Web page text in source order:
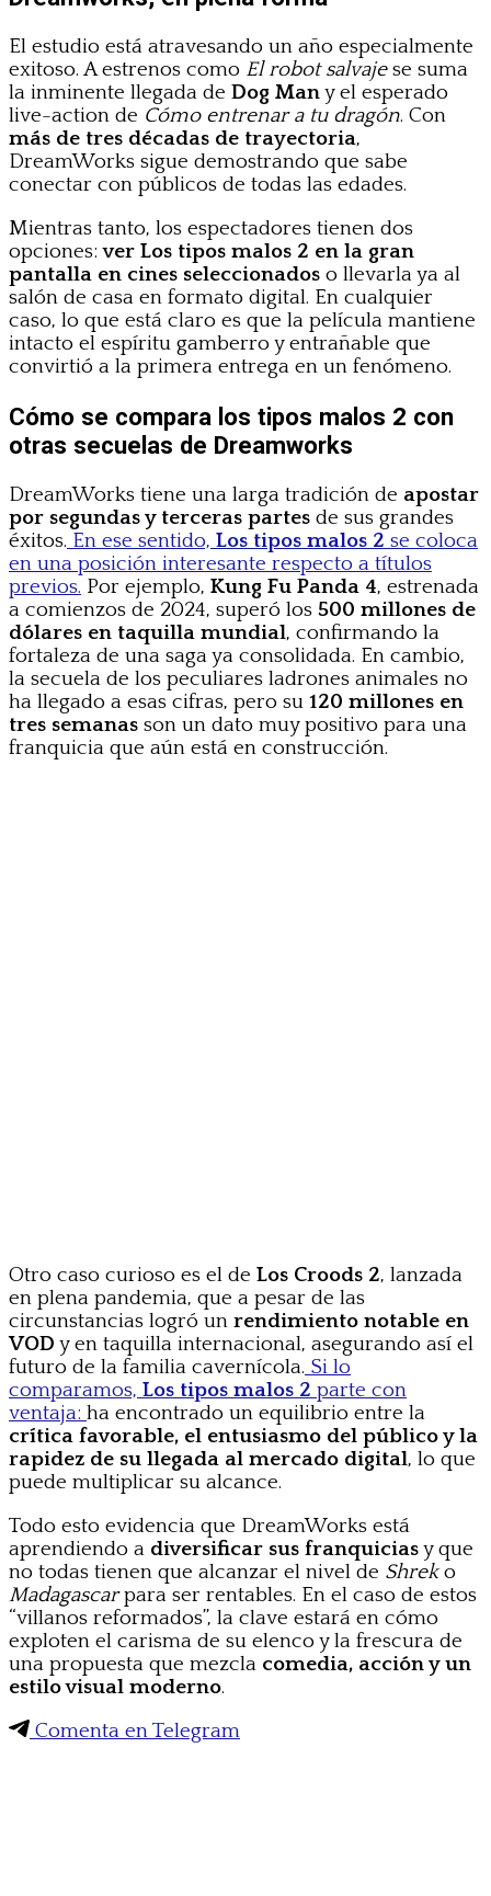
El estudio está atravesando un año especialmente
exitoso. A estrenos como El robot salvajese suma
la inminente llegada de Dog Many el esperado
live-action de Cómo entrenar a tu dragón. Con
más de tres décadas de trayectoria,
DreamWorks sigue demostrando que sabe
conectar con públicos de todas las edades.
Mientras tanto, los espectadores tienen dos
opciones:ver Los tipos malos 2 en la gran
pantalla en cines seleccionados o llevarla ya al
salón de casa en formato digital. En cualquier
caso, lo que está claro es que la película mantiene
intacto el espíritu gamberro y entrañable que
convirtió a la primera entrega en un fenómeno.
Cómo se compara los tipos malos 2 con
otras secuelas de Dreamworks
DreamWorks tiene una larga tradición de apostar
por segundas y terceras partes de sus grandes
éxitos. En ese sentido, Los tipos malos 2 se coloca
en una posición interesante respecto a títulos
previos. Por ejemplo, Kung Fu Panda 4, estrenada
a comienzos de 2024, superó los 500 millones de
dólares en taquilla mundial, confirmando la
fortaleza de una saga ya consolidada. En cambio,
la secuela de los peculiares ladrones animales no
ha llegado a esas cifras, pero su 120 millones en
tres semanas son un dato muy positivo para una
franquicia que aún está en construcción.
Otro caso curioso es el de Los Croods 2, lanzada
en plena pandemia, que a pesar de las
circunstancias logró un rendimiento notable en
VOD y en taquilla internacional, asegurando así el
futuro de la familia cavernícola. Si lo
comparamos, Los tipos malos 2 parte con
ventaja: ha encontrado un equilibrio entre la
crítica favorable, el entusiasmo del público y la
rapidez de su llegada al mercado digital, lo que
puede multiplicar su alcance.
Todo esto evidencia que DreamWorks está
aprendiendo a diversificar sus franquiciasy que
no todas tienen que alcanzar el nivel de Shreko
Madagascarpara ser rentables. En el caso de estos
“villanos reformados”, la clave estará en cómo
exploten el carisma de su elenco y la frescura de
una propuesta que mezcla comedia, acción y un
estilo visual moderno.
Comenta en Telegram